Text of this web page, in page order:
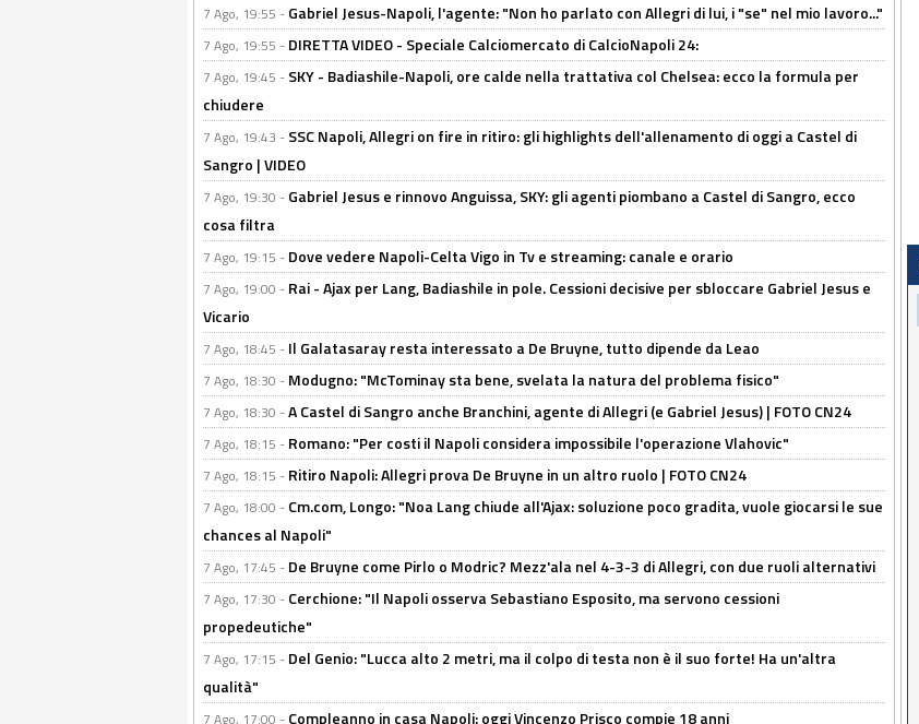
7 Ago, 19:55 - Gabriel Jesus-Napoli, l'agente: "Non ho parlato con Allegri di lui, i "se" nel mio lavoro..."
7 Ago, 19:55 - DIRETTA VIDEO - Speciale Calciomercato di CalcioNapoli 24:
7 Ago, 19:45 - SKY - Badiashile-Napoli, ore calde nella trattativa col Chelsea: ecco la formula per
chiudere
7 Ago, 19:43 - SSC Napoli, Allegri on fire in ritiro: gli highlights dell'allenamento di oggi a Castel di
Sangro | VIDEO
7 Ago, 19:30 - Gabriel Jesus e rinnovo Anguissa, SKY: gli agenti piombano a Castel di Sangro, ecco
cosa filtra
7 Ago, 19:15 - Dove vedere Napoli-Celta Vigo in Tv e streaming: canale e orario
7 Ago, 19:00 - Rai - Ajax per Lang, Badiashile in pole. Cessioni decisive per sbloccare Gabriel Jesus e
Vicario
7 Ago, 18:45 - Il Galatasaray resta interessato a De Bruyne, tutto dipende da Leao
7 Ago, 18:30 - Modugno: "McTominay sta bene, svelata la natura del problema fisico"
7 Ago, 18:30 -A Castel di Sangro anche Branchini, agente di Allegri (e Gabriel Jesus) | FOTO CN24
7 Ago, 18:15 - Romano: "Per costi il Napoli considera impossibile l'operazione Vlahovic"
7 Ago, 18:15 - Ritiro Napoli: Allegri prova De Bruyne in un altro ruolo | FOTO CN24
7 Ago, 18:00 - Cm.com, Longo: "Noa Lang chiude all'Ajax: soluzione poco gradita, vuole giocarsi le sue
chances al Napoli"
7 Ago, 17:45 - De Bruyne come Pirlo o Modric? Mezz'ala nel 4-3-3 di Allegri, con due ruoli alternativi
7 Ago, 17:30 - Cerchione: "Il Napoli osserva Sebastiano Esposito, ma servono cessioni
propedeutiche"
7 Ago, 17:15 - Del Genio: "Lucca alto 2 metri, ma il colpo di testa non è il suo forte! Ha un'altra
qualità"
7 Ago, 17:00 - Compleanno in casa Napoli: oggi Vincenzo Prisco compie 18 anni